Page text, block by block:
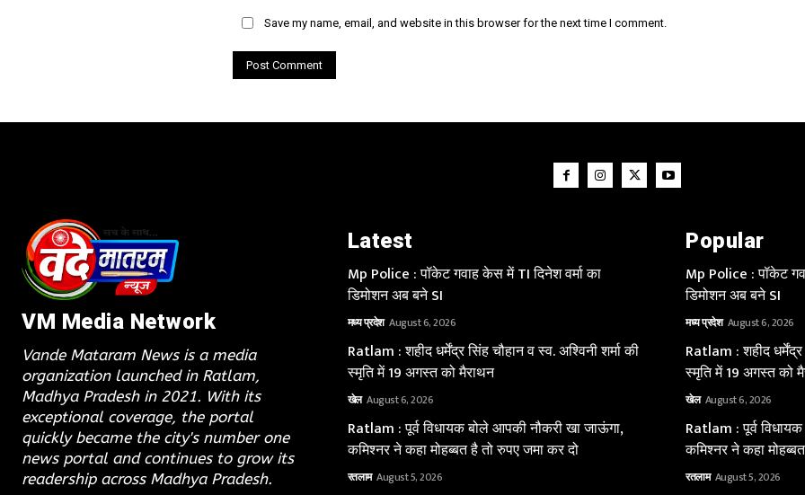
Save my name, email, and website in this browser for the next time I comment.
VM Media Network
Vande Mataram News is a media
organization launched in Ratlam,
Madhya Pradesh in 2021. With its
exceptional coverage, the portal
quickly became the city's number one
news portal and continues to grow its
readership across Madhya Pradesh.
Latest
Mp Police : पॉकेट गवाह केस में TI दिनेश वर्मा का
डिमोशन अब बने SI
मध्य प्रदेश August 6, 2026
Ratlam : शहीद धर्मेंद्र सिंह चौहान व स्व. अश्विनी शर्मा की
स्मृति में 19 अगस्त को मैराथन
खेल August 6, 2026
Ratlam : पूर्व विधायक बोले आपकी नौकरी खा जाऊंगा,
कमिश्नर ने कहा मोहब्बत है तो रुपए जमा कर दो
रतलाम August 5, 2026
Popular
Mp Police : पॉकेट
डिमोशन अब बने SI
मध्य प्रदेश August 6, 2026
Ratlam : शहीद धर्मेंद्र
स्मृति में 19 अगस्त को
खेल August 6, 2026
Ratlam : पूर्व
कमिश्नर ने कहा
रतलाम August 5, 2026